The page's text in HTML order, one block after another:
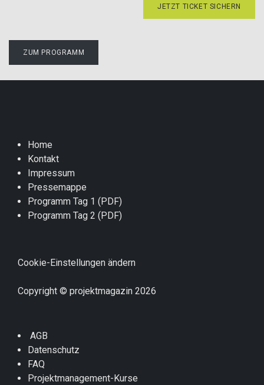
JETZT TICKET SICHERN
ZUM PROGRAMM
Home
Kontakt
Impressum
Pressemappe
Programm Tag 1 (PDF)
Programm Tag 2 (PDF)
Cookie-Einstellungen ändern
Copyright © projektmagazin 2026
AGB
Datenschutz
FAQ
Projektmanagement-Kurse